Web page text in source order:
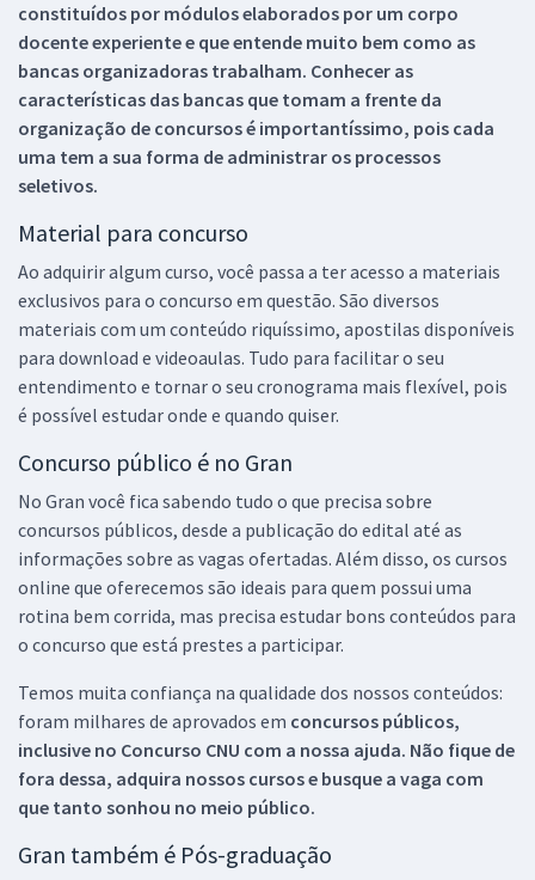
constituídos por módulos elaborados por um corpo
docente experiente e que entende muito bem como as
bancas organizadoras trabalham. Conhecer as
características das bancas que tomam a frente da
organização de concursos é importantíssimo, pois cada
uma tem a sua forma de administrar os processos
seletivos.
Material para concurso
Ao adquirir algum curso, você passa a ter acesso a materiais
exclusivos para o concurso em questão. São diversos
materiais com um conteúdo riquíssimo, apostilas disponíveis
para download e videoaulas. Tudo para facilitar o seu
entendimento e tornar o seu cronograma mais flexível, pois
é possível estudar onde e quando quiser.
Concurso público é no Gran
No Gran você fica sabendo tudo o que precisa sobre
concursos públicos, desde a publicação do edital até as
informações sobre as vagas ofertadas. Além disso, os cursos
online que oferecemos são ideais para quem possui uma
rotina bem corrida, mas precisa estudar bons conteúdos para
o concurso que está prestes a participar.
Temos muita confiança na qualidade dos nossos conteúdos:
foram milhares de aprovados em concursos públicos,
inclusive no Concurso CNU com a nossa ajuda. Não fique de
fora dessa, adquira nossos cursos e busque a vaga com
que tanto sonhou no meio público.
Gran também é Pós-graduação